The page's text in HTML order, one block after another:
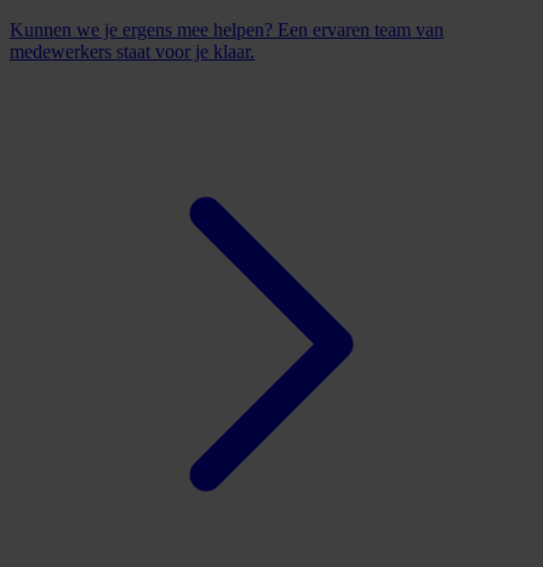
Kunnen we je ergens mee helpen? Een ervaren team van
medewerkers staat voor je klaar.